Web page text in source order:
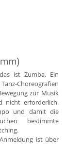
ist Zumba. Ein
Choreografien
zur Musik
nicht erforderlich.
und damit die
bestimmte
ist über